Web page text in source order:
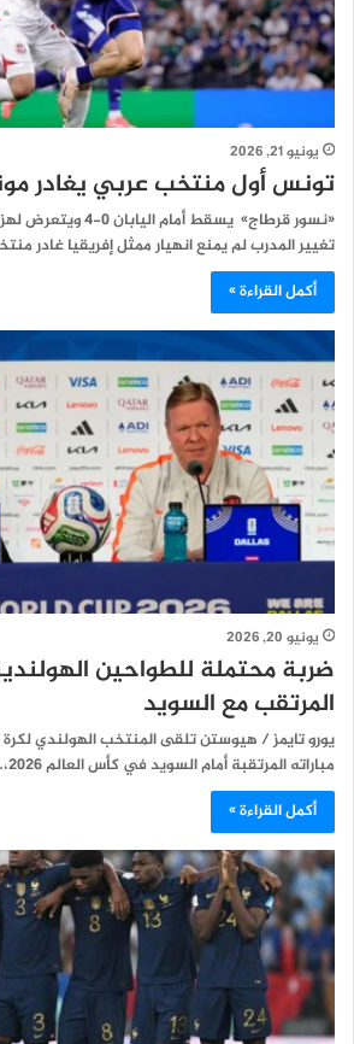
يونيو 21, 2026
تونس أول منتخب عربي يغادر
«نسور قرطاج» يسقط
تغيير المدرب لم يمنع انهيار ممثل إفريقيا غادر
أكمل القراءة »
يونيو 20, 2026
ضربة محتملة للطواحين
المرتقب مع السويد
يورو تايمز / هيوستن تلقى المنتخب الهولندي
مباراته المرتقبة أمام السويد في كأس العالم 2026،…
أكمل القراءة »